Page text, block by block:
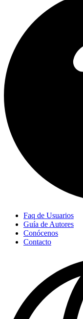
Faq de Usuarios
Guía de Autores
Conócenos
Contacto